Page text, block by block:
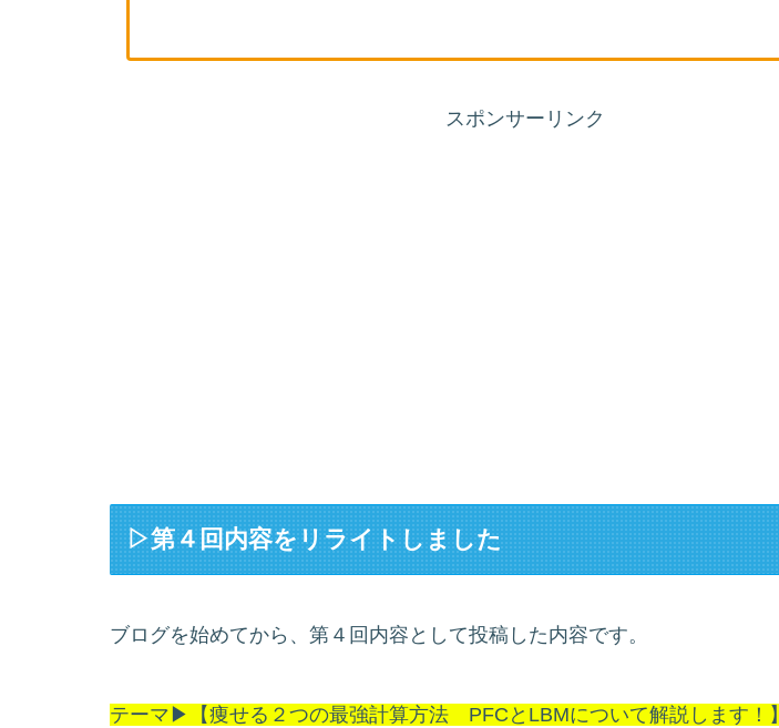
スポンサーリンク
▷第４回内容をリライトしました
ブログを始めてから、第４回内容として投稿した内容です。
テーマ▶︎【痩せる２つの最強計算方法 PFCとLBMについて解説します！】